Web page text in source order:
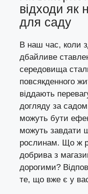
відходи як
для саду
В наш час, коли
дбайливе
середовища
повсякденного
віддають
догляду за
можуть бути
можуть завдати
рослинам. Що ж
добрива з
дорогими?
те, що вже є у